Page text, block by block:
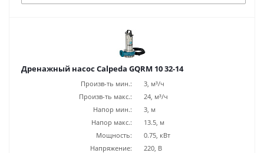
Дренажный насос Calpeda GQRM 10 32-14
Произв-ть мин.:
3, м³/ч
Произв-ть макс.:
24, м³/ч
Напор мин.:
3, м
Напор макс.:
13.5, м
Мощность:
0.75, кВт
Напряжение:
220, В